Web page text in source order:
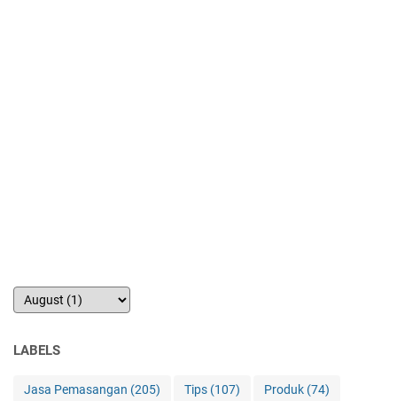
LABELS
Jasa Pemasangan (205) Tips (107) Produk (74)